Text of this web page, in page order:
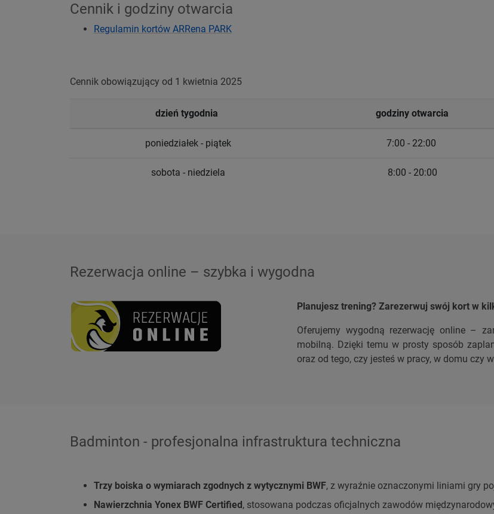
Cennik i godziny otwarcia
Regulamin kortów ARRena PARK
Cennik obowiązujący od 1 kwietnia 2025
dzień tygodnia godziny otwarcia
poniedziałek - piątek 7:00 - 22:00
sobota - niedziela 8:00 - 20:00
Rezerwacja online – szybka i wygodna
Planujesz trening? Zarezerwuj swój kort w
Oferujemy wygodną rezerwację online –
mobilną. Dzięki temu w prosty sposób
oraz od tego, czy jesteś w pracy, w domu czy
Badminton - profesjonalna infrastruktura techniczna
Trzy boiska o wymiarach zgodnych z wytycznymi BWF, z wyraźnie oznaczonymi liniami gry
Nawierzchnia Yonex BWF Certified , stosowana podczas oficjalnych zawodów